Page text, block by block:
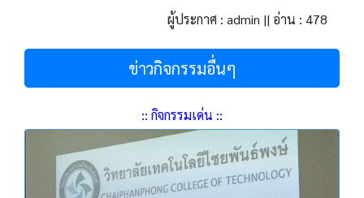
ผู้ประกาศ : admin || อ่าน : 478
ข่าวกิจกรรมอื่นๆ
:: กิจกรรมเด่น ::